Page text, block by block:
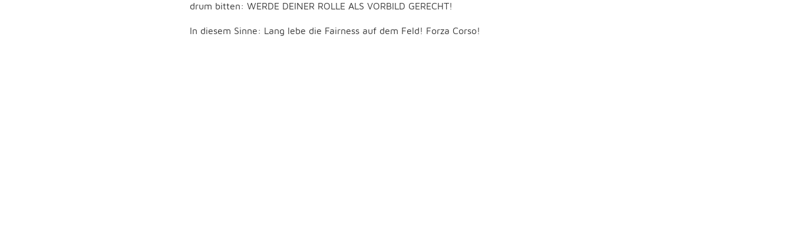
drum bitten: WERDE DEINER ROLLE ALS VORBILD GERECHT!
In diesem Sinne: Lang lebe die Fairness auf dem Feld! Forza Corso!